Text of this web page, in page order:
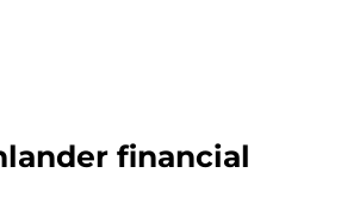
financial